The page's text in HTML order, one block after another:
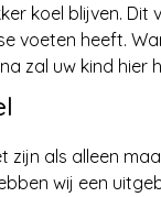
koel blijven.
voeten heeft.
zal uw kind
als alleen
wij een